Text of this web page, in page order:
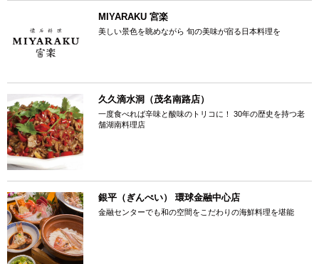
MIYARAKU 宮楽
美しい景色を眺めながら 旬の美味が宿る日本料理を
久久滴水洞（茂名南路店）
一度食べれば辛味と酸味のトリコに！ 30年の歴史を持つ老
舗湖南料理店
銀平（ぎんぺい） 環球金融中心店
金融センターでも和の空間をこだわりの海鮮料理を堪能